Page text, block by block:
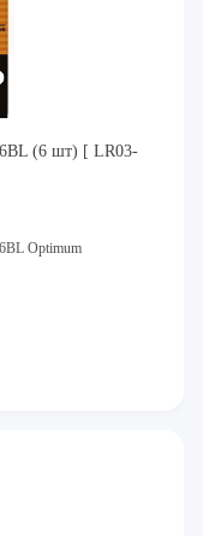
(6 шт) [ LR03-
Optimum